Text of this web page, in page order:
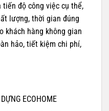
tiến độ công việc cụ thể,
lượng, thời gian đúng
khách hàng không gian
hảo, tiết kiệm chi phí,
ECOHOME